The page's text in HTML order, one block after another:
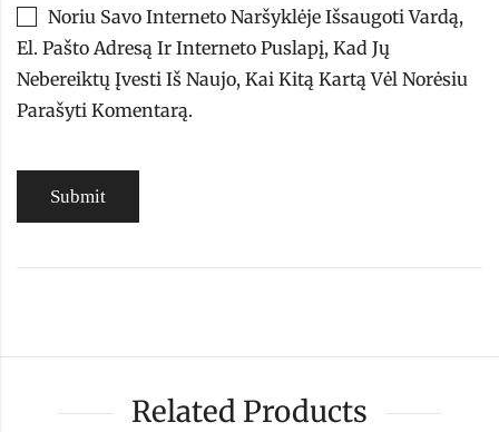
Noriu Savo Interneto Naršyklėje Išsaugoti Vardą,
El. Pašto Adresą Ir Interneto Puslapį, Kad Jų
Nebereiktų Įvesti Iš Naujo, Kai Kitą Kartą Vėl Norėsiu
Parašyti Komentarą.
Related Products